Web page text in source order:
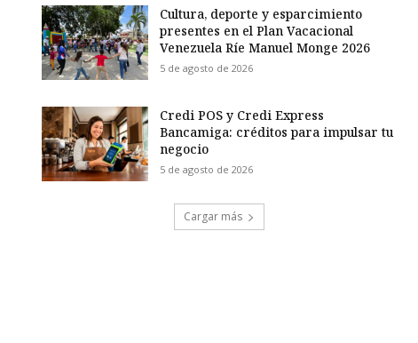
Cultura, deporte y esparcimiento
presentes en el Plan Vacacional
Venezuela Ríe Manuel Monge 2026
5 de agosto de 2026
Credi POS y Credi Express
Bancamiga: créditos para impulsar tu
negocio
5 de agosto de 2026
Cargar más